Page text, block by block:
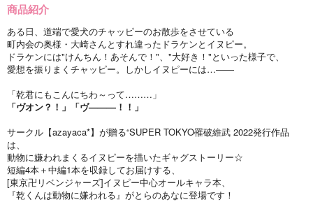
商品紹介
ある日、道端で愛犬のチャッピーのお散歩をさせている
町内会の奥様・大崎さんとすれ違ったドラケンとイヌピー。
ドラケンには"けんちん！あそんで！"、"大好き！"といった様子で、
愛想を振りまくチャッピー。しかしイヌピーには…——
「乾君にもこんにちわ～って………」
「ヴオン？！」「ヴ———！！」
サークル【azayaca*】が贈る“SUPER TOKYO罹破維武 2022発行作品
は、
動物に嫌われまくるイヌピーを描いたギャグストーリー☆
短編4本＋中編1本を収録してお届けする、
[東京卍リベンジャーズ]イヌピー中心オールキャラ本、
『乾くんは動物に嫌われる』がとらのあなに登場です！